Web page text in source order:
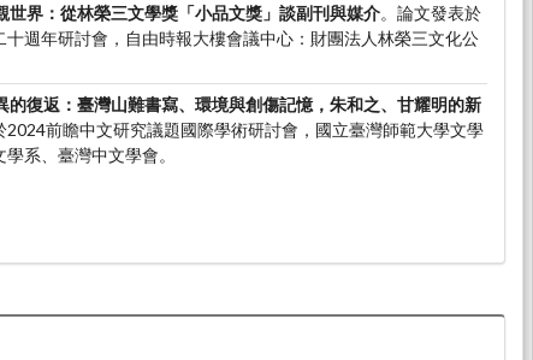
世界：從林榮三文學獎「小品文獎」談副刊與媒介。論文發表於
週年研討會，自由時報大樓會議中心：財團法人林榮三文化公
的復返：臺灣山難書寫、環境與創傷記憶，朱和之、甘耀明的新
2024前瞻中文研究議題國際學術研討會，國立臺灣師範大學文學
系、臺灣中文學會。